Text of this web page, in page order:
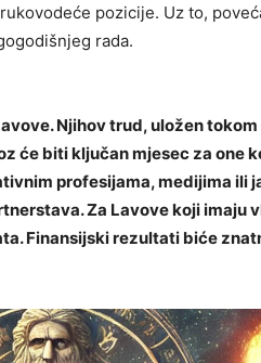
pozicije. Uz to,
rada.
Njihov trud, uložen
će biti ključan mjesec za one
profesijama, medijima ili
Za Lavove koji imaju
Finansijski rezultati biće